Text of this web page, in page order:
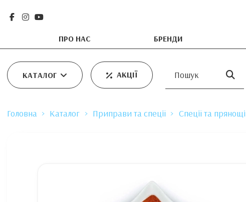
ПРО НАС БРЕНДИ
КАТАЛОГ АКЦІЇ
Головна Каталог Приправи та спеції Спеції та прянощі